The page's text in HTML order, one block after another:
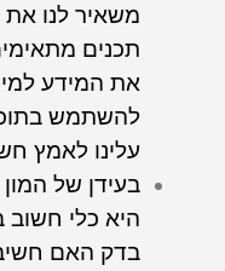
משאיר לנו את
תכנים
את המידע למי
להשתמש
עלינו לאמץ
בעידן של המון
היא כלי חשוב
בדק האם